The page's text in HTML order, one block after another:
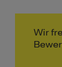
Wir